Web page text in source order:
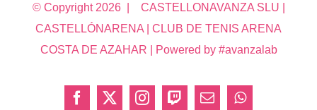
© Copyright 2026 | CASTELLONAVANZA SLU |
CASTELLÓNARENA | CLUB DE TENIS ARENA
COSTA DE AZAHAR | Powered by #avanzalab
Facebook
X InstagramTwitchCorreoWhatsApp